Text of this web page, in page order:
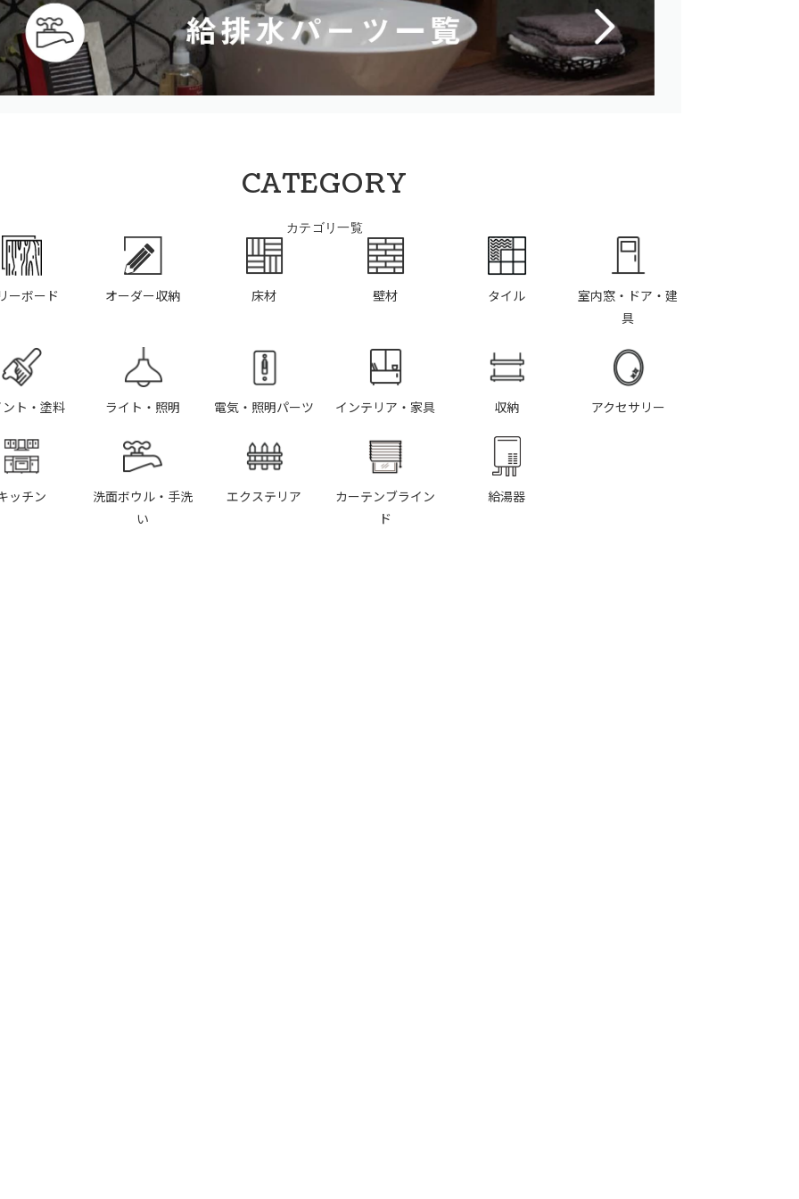
CATEGORY
カテゴリ一覧
ーボード オーダー収納 床材 壁材 タイル
室内窓・ドア・建
具
ト・塗料 ライト・照明 電気・照明パーツ インテリア・家具 収納 アクセサリー
ッチン
洗面ボウル・手洗
い
エクステリア
カーテンブライン
ド
給湯器